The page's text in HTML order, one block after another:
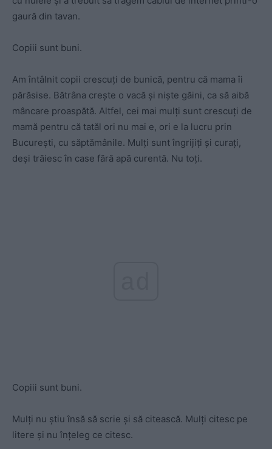
gaură din tavan.
Copiii sunt buni.
Am întâlnit copii crescuți de bunică, pentru că mama îi
părăsise. Bătrâna crește o vacă și niște găini, ca să aibă
mâncare proaspătă. Altfel, cei mai mulți sunt crescuți de
mamă pentru că tatăl ori nu mai e, ori e la lucru prin
București, cu săptămânile. Mulți sunt îngrijiți și curați,
deși trăiesc în case fără apă curentă. Nu toți.
Copiii sunt buni.
Mulți nu știu însă să scrie și să citească. Mulți citesc pe
litere și nu înțeleg ce citesc.